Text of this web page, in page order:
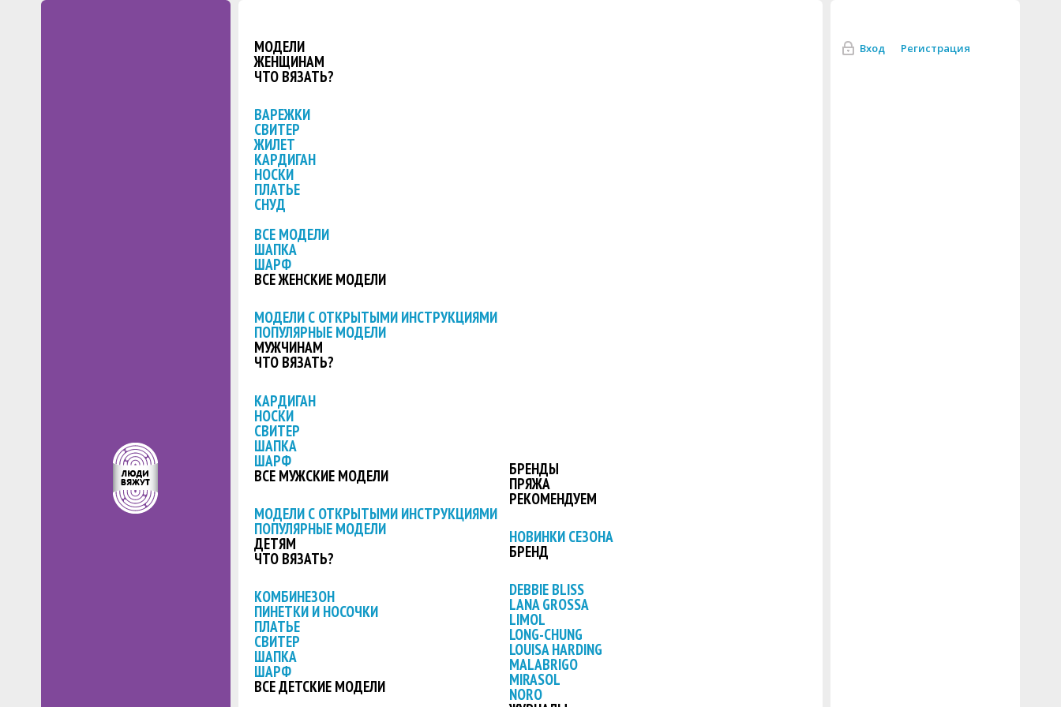
МОДЕЛИ
ЖЕНЩИНАМ
ЧТО ВЯЗАТЬ?
ВАРЕЖКИ
СВИТЕР
ЖИЛЕТ
КАРДИГАН
НОСКИ
ПЛАТЬЕ
СНУД
ВСЕ МОДЕЛИ
ШАПКА
ШАРФ
ВСЕ ЖЕНСКИЕ МОДЕЛИ
МОДЕЛИ С ОТКРЫТЫМИ ИНСТРУКЦИЯМИ
ПОПУЛЯРНЫЕ МОДЕЛИ
МУЖЧИНАМ
ЧТО ВЯЗАТЬ?
КАРДИГАН
НОСКИ
СВИТЕР
ШАПКА
ШАРФ
ВСЕ МУЖСКИЕ МОДЕЛИ
МОДЕЛИ С ОТКРЫТЫМИ ИНСТРУКЦИЯМИ
ПОПУЛЯРНЫЕ МОДЕЛИ
ДЕТЯМ
ЧТО ВЯЗАТЬ?
КОМБИНЕЗОН
ПИНЕТКИ И НОСОЧКИ
ПЛАТЬЕ
СВИТЕР
ШАПКА
ШАРФ
ВСЕ ДЕТСКИЕ МОДЕЛИ
БРЕНДЫ
ПРЯЖА
РЕКОМЕНДУЕМ
НОВИНКИ СЕЗОНА
БРЕНД
DEBBIE BLISS
LANA GROSSA
LIMOL
LONG-CHUNG
LOUISA HARDING
MALABRIGO
MIRASOL
NORO
Вход Регистрация